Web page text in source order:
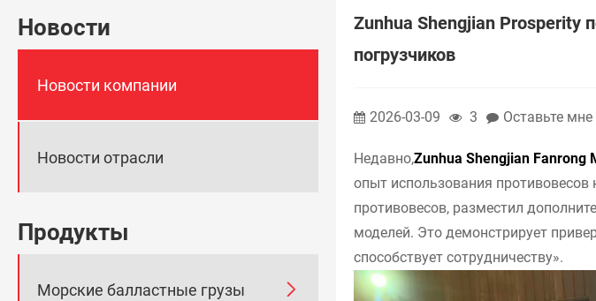
Новости
Новости компании
Новости отрасли
Продукты
Морские балластные грузы 
Zunhua Shengjian Prosperity
погрузчиков
2026-03-09 3 Оставьте
Недавно,Zunhua Shengjian Fanrong
опыт использования
противовесов, разместил
моделей. Это демонстрирует
способствует сотрудничеству».